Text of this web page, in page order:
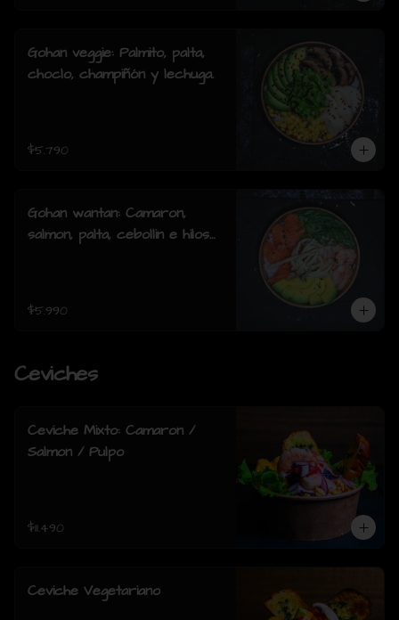
Gohan veggie: Palmito, palta,
choclo, champiñón y lechuga.
$5.790
Gohan wantan: Camaron,
salmon, palta, cebollin e hilos
$5.990
Ceviches
Ceviche Mixto: Camaron /
Salmon / Pulpo
$11.490
Ceviche Vegetariano